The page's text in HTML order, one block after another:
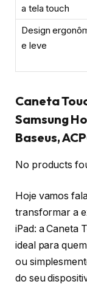
a tela touch
Design
e leve
Caneta
Samsung
Baseus,
No products
Hoje vamos
transformar a
iPad: a Caneta
ideal para
ou
do seu